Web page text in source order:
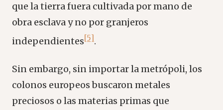
que la tierra fuera cultivada por mano de
obra esclava y no por granjeros
independientes [5] .
Sin embargo, sin importar la metrópoli, los
colonos europeos buscaron metales
preciosos o las materias primas que